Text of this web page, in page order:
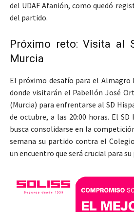
del UDAF Afanión, como quedó
del partido.
Próximo reto: Visita al
Murcia
El próximo desafío para el Almagro
donde visitarán el Pabellón José
(Murcia) para enfrentarse al SD
de octubre, a las 20:00 horas. El
busca consolidarse en la
semana su partido contra el
un encuentro que será crucial para